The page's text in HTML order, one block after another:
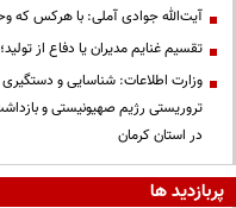
آیت‌الله جوادی آملی: با هرکس که
تقسیم غنایم مدیران یا دفاع از
در استان کرمان
پربازدید ها